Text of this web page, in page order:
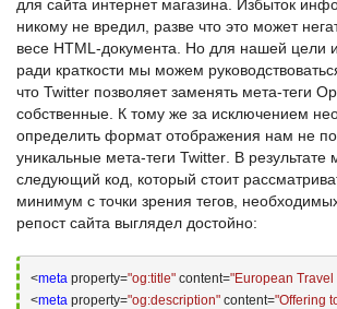
для сайта интернет магазина. Избыток
никому не вредил, разве что это может
весе HTML-документа . Но для нашей цели
ради краткости мы можем
что Twitter позволяет заменять мета-теги
собственные. К тому же за исключением
определить формат отображения нам не
уникальные мета-теги Twitter . В
следующий код, который стоит
минимум с точки зрения тегов,
репост сайта выглядел достойно:
<meta property="og:title" content="European
<meta property="og:description" content="Offering